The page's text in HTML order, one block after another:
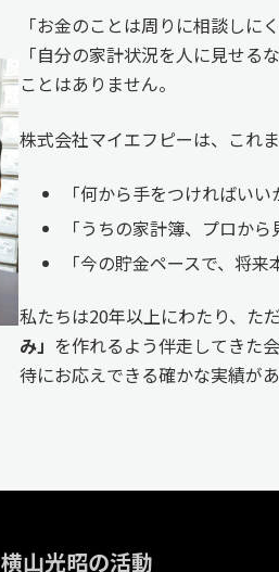
「お金のことは周りに相談し
「自分の家計状況を人に見せ
ことはありません。
株式会社マイエフピーは、これ
「何から手をつければいい
「うちの家計簿、プロから
「今の貯金ペースで、将来
私たちは20年以上にわたり、た
み」 を作れるよう伴走してきた
待にお応えできる確かな実績があ
横山光昭の活動